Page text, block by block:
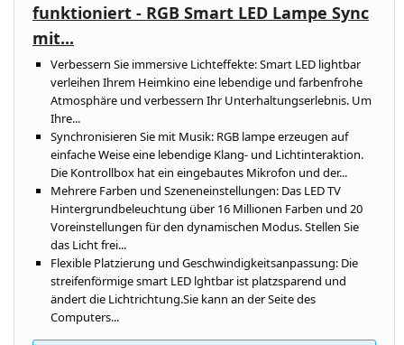
funktioniert - RGB Smart LED Lampe Sync
mit...
Verbessern Sie immersive Lichteffekte: Smart LED lightbar
verleihen Ihrem Heimkino eine lebendige und farbenfrohe
Atmosphäre und verbessern Ihr Unterhaltungserlebnis. Um
Ihre...
Synchronisieren Sie mit Musik: RGB lampe erzeugen auf
einfache Weise eine lebendige Klang- und Lichtinteraktion.
Die Kontrollbox hat ein eingebautes Mikrofon und der...
Mehrere Farben und Szeneneinstellungen: Das LED TV
Hintergrundbeleuchtung über 16 Millionen Farben und 20
Voreinstellungen für den dynamischen Modus. Stellen Sie
das Licht frei...
Flexible Platzierung und Geschwindigkeitsanpassung: Die
streifenförmige smart LED lghtbar ist platzsparend und
ändert die Lichtrichtung.Sie kann an der Seite des
Computers...